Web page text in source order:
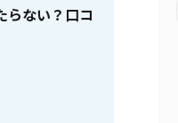
らない？口コ